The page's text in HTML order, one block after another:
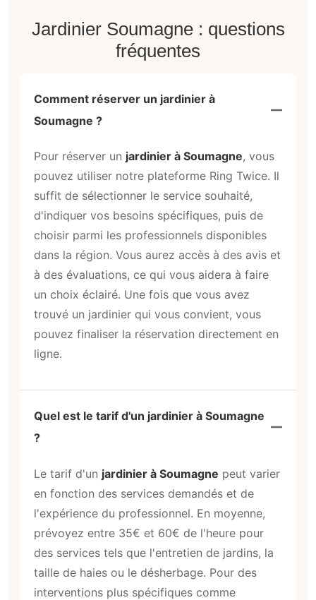
Jardinier Soumagne : questions
fréquentes
Comment réserver un jardinier à
Soumagne ?
Pour réserver un jardinier à Soumagne, vous
pouvez utiliser notre plateforme Ring Twice. Il
suffit de sélectionner le service souhaité,
d'indiquer vos besoins spécifiques, puis de
choisir parmi les professionnels disponibles
dans la région. Vous aurez accès à des avis et
à des évaluations, ce qui vous aidera à faire
un choix éclairé. Une fois que vous avez
trouvé un jardinier qui vous convient, vous
pouvez finaliser la réservation directement en
ligne.
Quel est le tarif d'un jardinier à Soumagne
?
Le tarif d'un jardinier à Soumagne peut varier
en fonction des services demandés et de
l'expérience du professionnel. En moyenne,
prévoyez entre 35€ et 60€ de l'heure pour
des services tels que l'entretien de jardins, la
taille de haies ou le désherbage. Pour des
interventions plus spécifiques comme